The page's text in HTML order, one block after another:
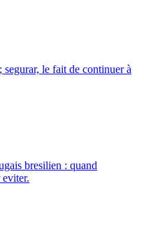
le fait de continuer à
bresilien : quand